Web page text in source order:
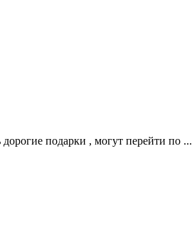
подарки , могут перейти по ...